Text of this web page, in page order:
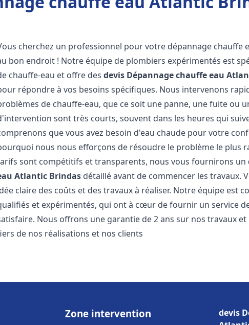
cherchez un professionnel pour votre dépannage chauffe
bon endroit ! Notre équipe de plombiers expérimentés est
chauffe-eau et offre desdevis Dépannage chauffe eau
répondre à vos besoins spécifiques. Nous intervenons
de chauffe-eau, que ce soit une panne, une fuite ou
sont très courts, souvent dans les heures qui
que vous avez besoin d'eau chaude pour votre
nous nous efforçons de résoudre le problème le plus
sont compétitifs et transparents, nous vous fournirons un
Atlantic Brindas détaillé avant de commencer les travaux.
claire des coûts et des travaux à réaliser. Notre équipe est
et expérimentés, qui ont à cœur de fournir un service
Nous offrons une garantie de 2 ans sur nos travaux et
de nos réalisations et nos clients
Zone intervention
devis